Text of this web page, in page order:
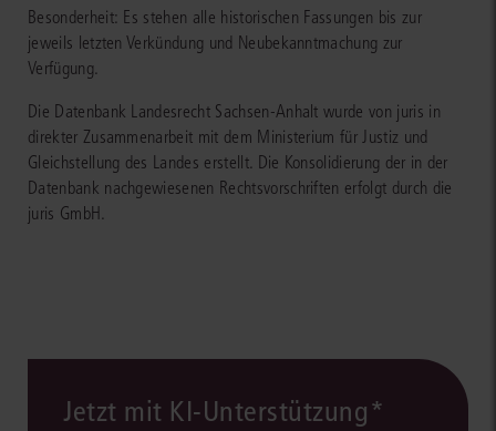
Besonderheit: Es stehen alle historischen Fassungen bis zur
jeweils letzten Verkündung und Neubekanntmachung zur
Verfügung.
Die Datenbank Landesrecht Sachsen-Anhalt wurde von juris in
direkter Zusammenarbeit mit dem Ministerium für Justiz und
Gleichstellung des Landes erstellt. Die Konsolidierung der in der
Datenbank nachgewiesenen Rechtsvorschriften erfolgt durch die
juris GmbH.
Jetzt mit KI-Unterstützung*